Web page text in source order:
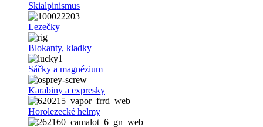
Skialpinismus
Lezečky
Blokanty, kladky
Sáčky a magnézium
Karabiny a expresky
Horolezecké helmy